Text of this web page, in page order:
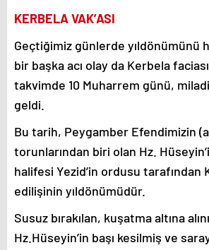
KERBELA VAK’ASI
Geçtiğimiz günlerde yıldönümünü
bir başka acı olay da Kerbela
takvimde 10 Muharrem günü,
geldi.
Bu tarih, Peygamber Efendimizin
torunlarından biri olan Hz.
halifesi Yezid’in ordusu tarafından
edilişinin yıldönümüdür.
Susuz bırakılan, kuşatma altına
Hz.Hüseyin’in başı kesilmiş ve